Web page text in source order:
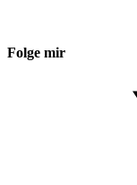
Folge mir